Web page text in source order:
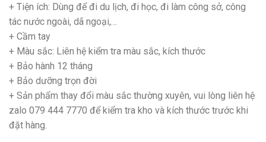
+ Tiện ích: Dùng để đi du lịch, đi học, đi làm công sở, công
tác nước ngoài, dã ngoại,…
+ Cầm tay
+ Màu sắc: Liên hệ kiểm tra màu sắc, kích thước
+ Bảo hành 12 tháng
+ Bảo dưỡng trọn đời
+ Sản phẩm thay đổi màu sắc thường xuyên, vui lòng liên hệ
zalo 079 444 7770 để kiểm tra kho và kích thước trước khi
đặt hàng.